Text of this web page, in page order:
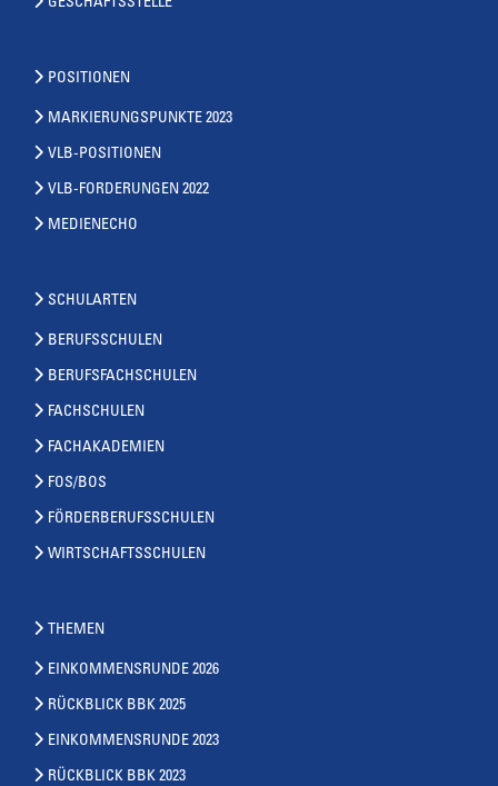
POSITIONEN
MARKIERUNGSPUNKTE 2023
VLB-POSITIONEN
VLB-FORDERUNGEN 2022
MEDIENECHO
SCHULARTEN
BERUFSSCHULEN
BERUFSFACHSCHULEN
FACHSCHULEN
FACHAKADEMIEN
FOS/BOS
FÖRDERBERUFSSCHULEN
WIRTSCHAFTSSCHULEN
THEMEN
EINKOMMENSRUNDE 2026
RÜCKBLICK BBK 2025
EINKOMMENSRUNDE 2023
RÜCKBLICK BBK 2023